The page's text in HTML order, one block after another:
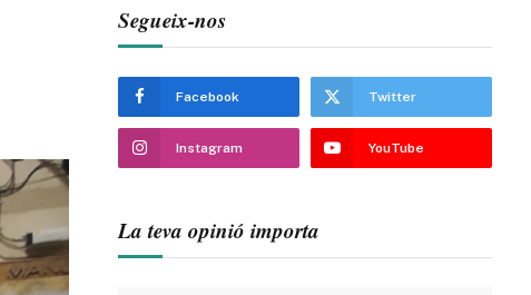
Segueix-nos
Facebook Twitter
Instagram YouTube
La teva opinió importa